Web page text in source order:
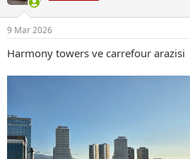
9 Mar 2026
Harmony towers ve carrefour arazisi